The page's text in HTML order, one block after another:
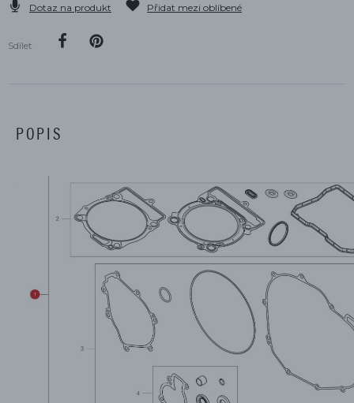
Dotaz na produkt Přidat mezi oblíbené
Sdílet
POPIS